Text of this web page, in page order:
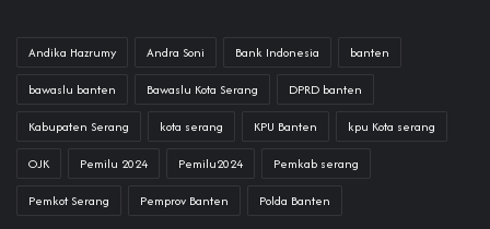
Andika Hazrumy Andra Soni Bank Indonesia banten
bawaslu banten Bawaslu Kota Serang DPRD banten
Kabupaten Serang kota serang KPU Banten kpu Kota serang
OJK Pemilu 2024 Pemilu2024 Pemkab serang
Pemkot Serang Pemprov Banten Polda Banten